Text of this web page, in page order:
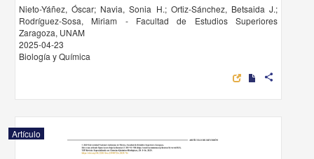
Nieto-Yáñez, Óscar; Navia, Sonia H.; Ortiz-Sánchez, Betsaida J.;
Rodríguez-Sosa, Miriam - Facultad de Estudios Superiores
Zaragoza, UNAM
2025-04-23
Biología y Química
share
Artículo